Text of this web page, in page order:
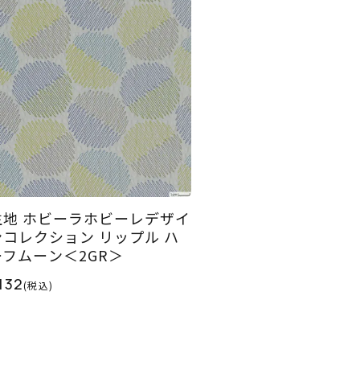
ホビーラホビーレデザイ
コレクション リップル ハ
ムーン＜2GR＞
(税込)